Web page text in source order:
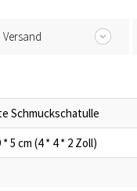
Versand
Schmuckschatulle
5 cm (4 * 4 * 2 Zoll)